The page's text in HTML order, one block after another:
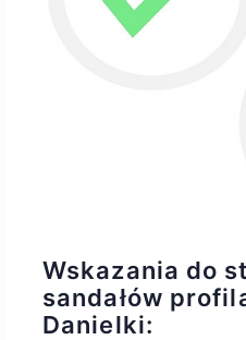
Wskazania do
sandałów
Danielki: